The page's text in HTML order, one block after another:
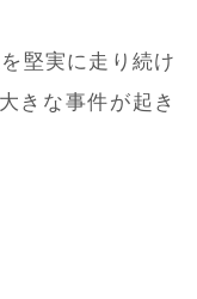
堅実に走り続け
きな事件が起き